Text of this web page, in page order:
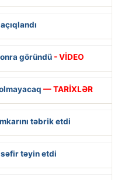
göründü - VİDEO
— TARİXLƏR
təbrik etdi
təyin etdi